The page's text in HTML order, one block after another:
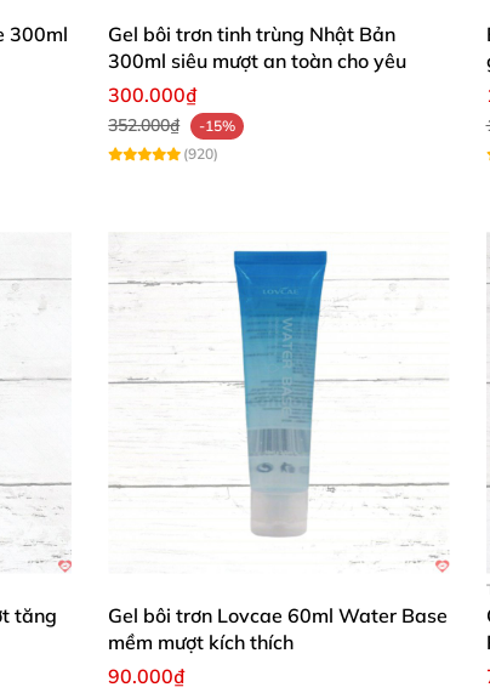
dễ dàng bằng nước ấm + xà phòng.
trơn Moscow Vlumaya đạt chuẩn an toàn cao,
: "Gel Moscow Vlumaya 5L mịn màng kinh
thoải mái không hề kích ứng! ❤️"
: "Chai 5L tiết kiệm thật sự, tương thích siêu tốt
lợi hơn bao giờ hết!" 😍
: "Yêu gel s lubricant này vì tự nhiên không
Vlumaya 5L từ chúng tôi để nâng tầm
chần chừ, hành động ngay! 🛒🚀
300ml
Gel bôi trơn tinh trùng Nhật Bản
300ml siêu mượt an toàn cho yêu
300.000₫
352.000₫
-15%
(920)
tăng
Gel bôi trơn Lovcae 60ml Water Base
mềm mượt kích thích
90.000₫